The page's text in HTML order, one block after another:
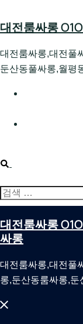
to
대전룸싸롱
대전룸싸롱,대전풀
둔산동풀싸롱,월평
Search
검
색:
대전룸싸롱
싸롱
대전룸싸롱,대전풀
롱,둔산동룸싸롱,
Close